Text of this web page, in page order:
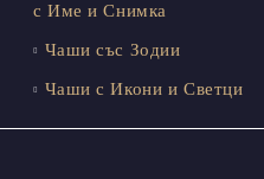
с Име и Снимка
Чаши със Зодии
Чаши с Икони и Светци